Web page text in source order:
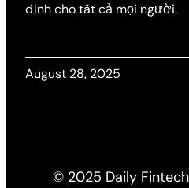
định cho tất cả mọi người.
August 28, 2025
© 2025 Daily